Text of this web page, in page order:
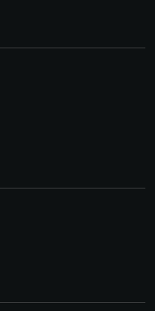
per il